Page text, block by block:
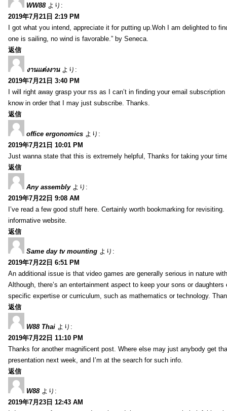
WW88 より:
2019年7月21日 2:19 PM
I got what you intend, appreciate it for putting up.Woh I am delighted to
one is sailing, no wind is favorable.” by Seneca.
返信
งานแต่งงาน より:
2019年7月21日 3:40 PM
I will right away grasp your rss as I can’t in finding your email
know in order that I may just subscribe. Thanks.
返信
office ergonomics より:
2019年7月21日 10:01 PM
Just wanna state that this is extremely helpful, Thanks for taking your
返信
Any assembly より:
2019年7月22日 9:08 AM
I’ve read a few good stuff here. Certainly worth bookmarking for
informative website.
返信
Same day tv mounting より:
2019年7月22日 6:51 PM
An additional issue is that video games are generally serious in nature
Although, there’s an entertainment aspect to keep your sons or
specific expertise or curriculum, such as mathematics or technology.
返信
W88 Thai より:
2019年7月22日 11:10 PM
Thanks for another magnificent post. Where else may just anybody get
presentation next week, and I’m at the search for such info.
返信
W88 より:
2019年7月23日 12:43 AM